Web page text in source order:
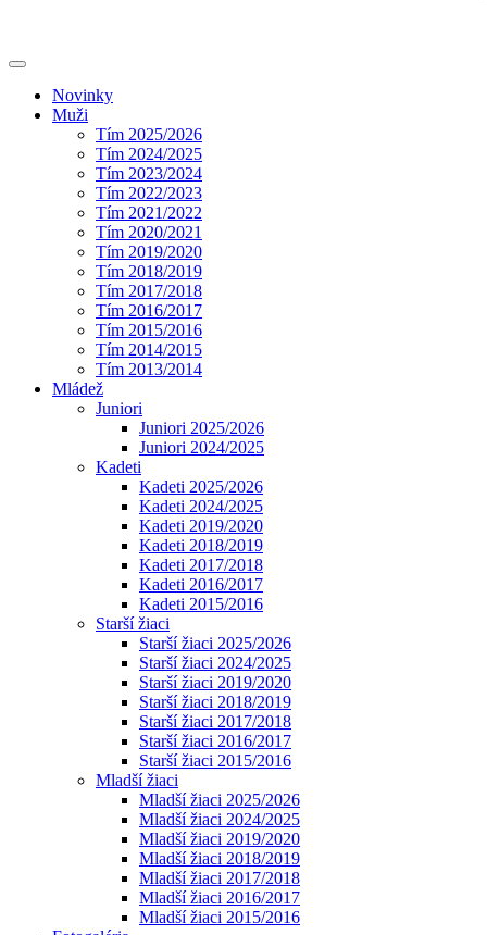
Novinky
Muži
Tím 2025/2026
Tím 2024/2025
Tím 2023/2024
Tím 2022/2023
Tím 2021/2022
Tím 2020/2021
Tím 2019/2020
Tím 2018/2019
Tím 2017/2018
Tím 2016/2017
Tím 2015/2016
Tím 2014/2015
Tím 2013/2014
Mládež
Juniori
Juniori 2025/2026
Juniori 2024/2025
Kadeti
Kadeti 2025/2026
Kadeti 2024/2025
Kadeti 2019/2020
Kadeti 2018/2019
Kadeti 2017/2018
Kadeti 2016/2017
Kadeti 2015/2016
Starší žiaci
Starší žiaci 2025/2026
Starší žiaci 2024/2025
Starší žiaci 2019/2020
Starší žiaci 2018/2019
Starší žiaci 2017/2018
Starší žiaci 2016/2017
Starší žiaci 2015/2016
Mladší žiaci
Mladší žiaci 2025/2026
Mladší žiaci 2024/2025
Mladší žiaci 2019/2020
Mladší žiaci 2018/2019
Mladší žiaci 2017/2018
Mladší žiaci 2016/2017
Mladší žiaci 2015/2016